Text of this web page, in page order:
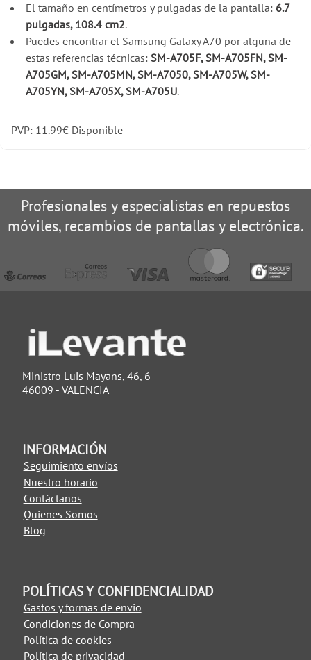
El tamaño en centímetros y pulgadas de la pantalla: 6.7
pulgadas, 108.4 cm2.
Puedes encontrar el Samsung Galaxy A70 por alguna de
estas referencias técnicas: SM-A705F, SM-A705FN, SM-
A705GM, SM-A705MN, SM-A7050, SM-A705W, SM-
A705YN, SM-A705X, SM-A705U.
PVP: 11.99€ Disponible
Profesionales y especialistas en repuestos
móviles, recambios de pantallas y electrónica.
Ministro Luis Mayans, 46, 6
46009 - VALENCIA
INFORMACIÓN
Seguimiento envíos
Nuestro horario
Contáctanos
Quienes Somos
Blog
POLÍTICAS Y CONFIDENCIALIDAD
Gastos y formas de envio
Condiciones de Compra
Política de cookies
Política de privacidad